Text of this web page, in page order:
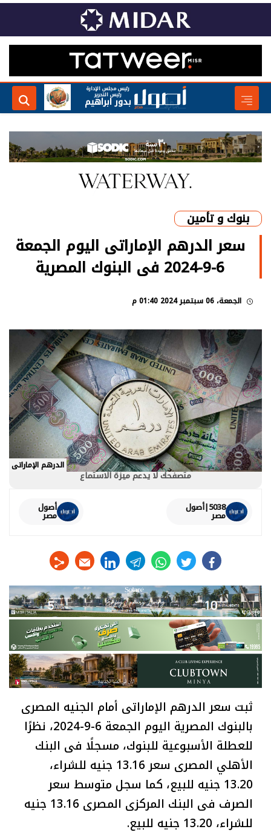
رئيس مجلس الإدارة
رئيس التحرير
بدور ابراهيم
بنوك و تأمين
سعر الدرهم الإماراتى اليوم الجمعة
6-9-2024 فى البنوك المصرية
الجمعة، 06 سبتمبر 2024 01:40 م
الدرهم الإماراتى
متصفحك لا يدعم ميزة الاستماع
5038|أصول
مصر
أصول
مصر
facebook
twitter
whats
telegram
linkedin
ثبت سعر الدرهم الإماراتى أمام الجنيه المصرى
بالبنوك المصرية اليوم الجمعة 6-9-2024، نظرًا
للعطلة الأسبوعية للبنوك، مسجلًا فى البنك
الأهلي المصرى سعر 13.16 جنيه للشراء،
13.20 جنيه للبيع، كما سجل متوسط سعر
الصرف فى البنك المركزى المصرى 13.16 جنيه
للشراء، 13.20 جنيه للبيع.